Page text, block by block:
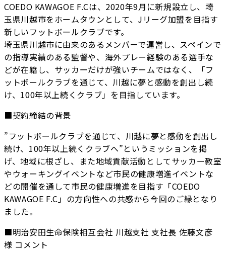
COEDO KAWAGOE F.Cは、2020年9月に新規設立し、埼
玉県川越市をホームタウンとして、Jリーグ加盟を目指す
新しいフットボールクラブです。
埼玉県川越市に由来のあるメンバーで運営し、スペインで
の指導実績のある監督や、海外プレー経験のある選手な
どが在籍し、サッカーだけが強いチームではなく、「フ
ットボールクラブを通じて、川越に夢と感動を創出し続
け、100年以上続くクラブ」を目指しています。
■契約締結の背景
”フットボールクラブを通じて、川越に夢と感動を創出し
続け、100年以上続くクラブへ”というミッションを掲
げ、地域に根ざし、また地域貢献活動としてサッカー教室
やウォーキングイベントなど市民の健康増進イベントな
どの開催を通して市民の健康増進を目指す「COEDO
KAWAGOE F.C」の方向性への共感から今回のご縁となり
ました。
■明治安田生命保険相互会社 川越支社 支社長 佐藤文彦
様 コメント